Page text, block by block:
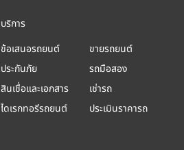
บริการ
ข้อเสนอรถยนต์
ประกันภัย
สินเชื่อและเอกสาร
ไดเรกทอรีรถยนต์
ขายรถยนต์
รถมือสอง
เช่ารถ
ประเมินราคารถ